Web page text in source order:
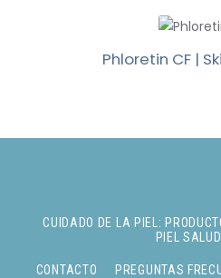
Phloretin CF |
CUIDADO DE LA PIEL:
PIEL
CONTACTO PREGUNTAS